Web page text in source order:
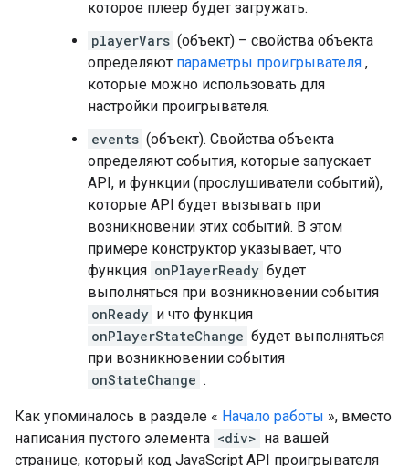
которое плеер будет загружать.
playerVars (объект) – свойства объекта
определяют параметры проигрывателя ,
которые можно использовать для
настройки проигрывателя.
events (объект). Свойства объекта
определяют события, которые запускает
API, и функции (прослушиватели событий),
которые API будет вызывать при
возникновении этих событий. В этом
примере конструктор указывает, что
функция onPlayerReady будет
выполняться при возникновении события
onReady и что функция
onPlayerStateChange будет выполняться
при возникновении события
onStateChange .
Как упоминалось в разделе « Начало работы », вместо
написания пустого элемента <div> на вашей
странице, который код JavaScript API проигрывателя